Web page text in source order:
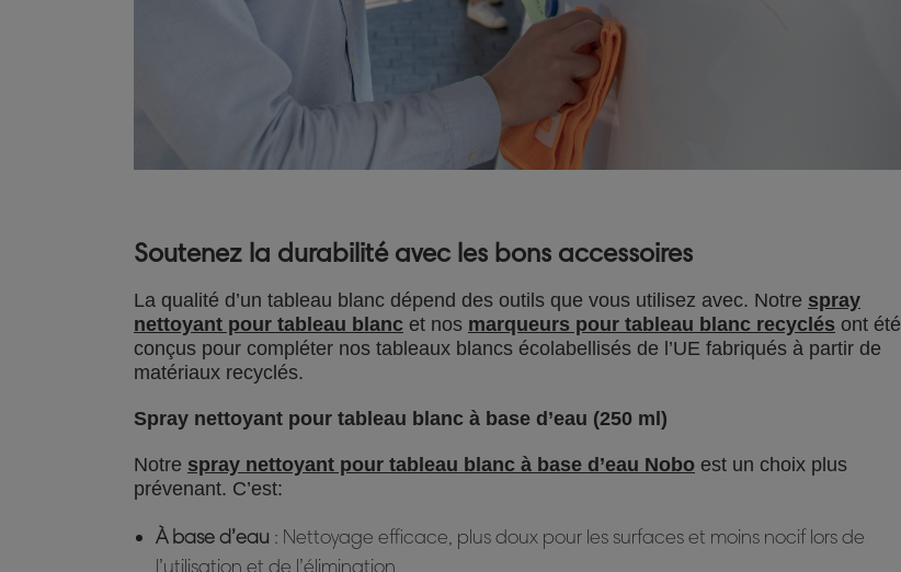
Soutenez la durabilité avec les bons accessoires
La qualité d’un tableau blanc dépend des outils que vous utilisez avec. Notre spray
nettoyant pour tableau blanc et nos marqueurs pour tableau blanc recyclés ont été
conçus pour compléter nos tableaux blancs écolabellisés de l’UE fabriqués à partir de
matériaux recyclés.
Spray nettoyant pour tableau blanc à base d’eau (250 ml)
Notre spray nettoyant pour tableau blanc à base d’eau Nobo est un choix plus
prévenant. C’est:
À base d’eau : Nettoyage efficace, plus doux pour les surfaces et moins nocif lors de
l’utilisation et de l’élimination.